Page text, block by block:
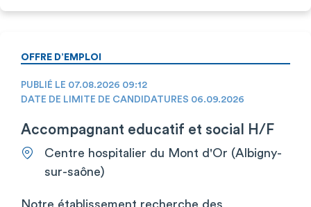
OFFRE D’EMPLOI
PUBLIÉ LE 07.08.2026 09:12
DATE DE LIMITE DE CANDIDATURES 06.09.2026
Accompagnant educatif et social H/F
Centre hospitalier du Mont d'Or (Albigny-
sur-saône)
Notre établissement recherche des